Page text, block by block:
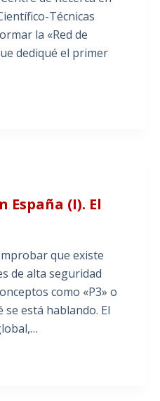
Técnicas
la «Red de
dediqué el primer
(I). El
que existe
de alta seguridad
como «P3» o
se está hablando. El